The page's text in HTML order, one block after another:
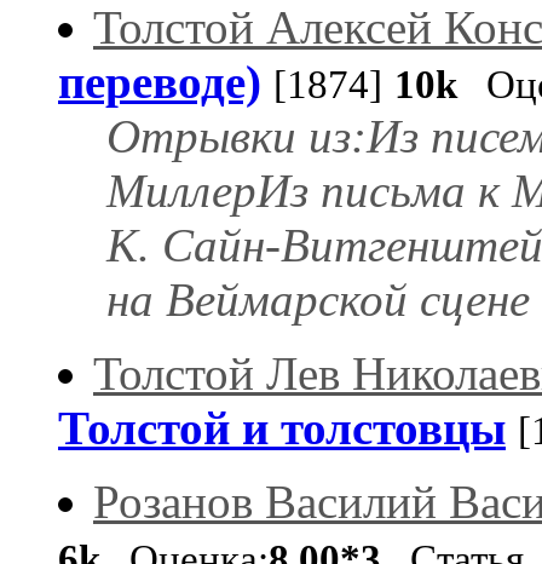
Толстой Алексей
переводе) [1874] 10k
Отрывки из:Из
МиллерИз письма к
К. Сайн-
на Веймарской сцене
Толстой Лев
Толстой и толстовцы
Розанов Василий